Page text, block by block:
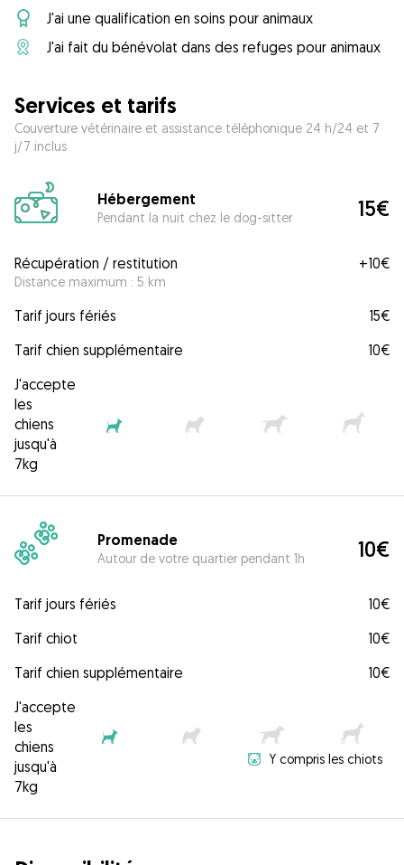
J'ai une qualification en soins pour animaux
J'ai fait du bénévolat dans des refuges pour animaux
Services et tarifs
Couverture vétérinaire et assistance téléphonique 24 h/24 et 7
j/7 inclus
Hébergement
Pendant la nuit chez le dog-sitter 15€
Récupération / restitution
Distance maximum : 5 km
+10€
Tarif jours fériés
15€
Tarif chien supplémentaire
10€
J'accepte
les
chiens
jusqu'à
7kg
Promenade
Autour de votre quartier pendant 1h 10€
Tarif jours fériés
10€
Tarif chiot
10€
Tarif chien supplémentaire
10€
J'accepte
les
chiens
jusqu'à
7kg
Y compris les chiots